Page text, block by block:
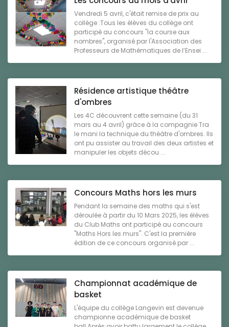
Vendredi 5 avril, c'était remise de prix au
collège :Tous les élèves du collège ont
participé au concours "la course aux
nombres", organisé par l'Association des
Professeurs de Mathématiques de l’Ensei ...
Résidence artistique théâtre
d'ombres
Les 4C découvrent cette semaine (du 31
mars au 4 avril) grâce à la compagnie Tra
le mani la technique du théâtre d'ombres. Ils
ont pu assister au travail des deux artistes et
manipuler les objets décou ...
Concours Maths hors les murs
Pendant la semaine des maths qui s'est
déroulée à partir du 10 Mars 2025, les élèves
du Club Maths ont participé au concours
"Maths Hors les murs". C'est la première
édition de ce concours organisé par ...
Championnat académique de
basket
L'équipe du collège Langevin est devenue
championne académique de basket